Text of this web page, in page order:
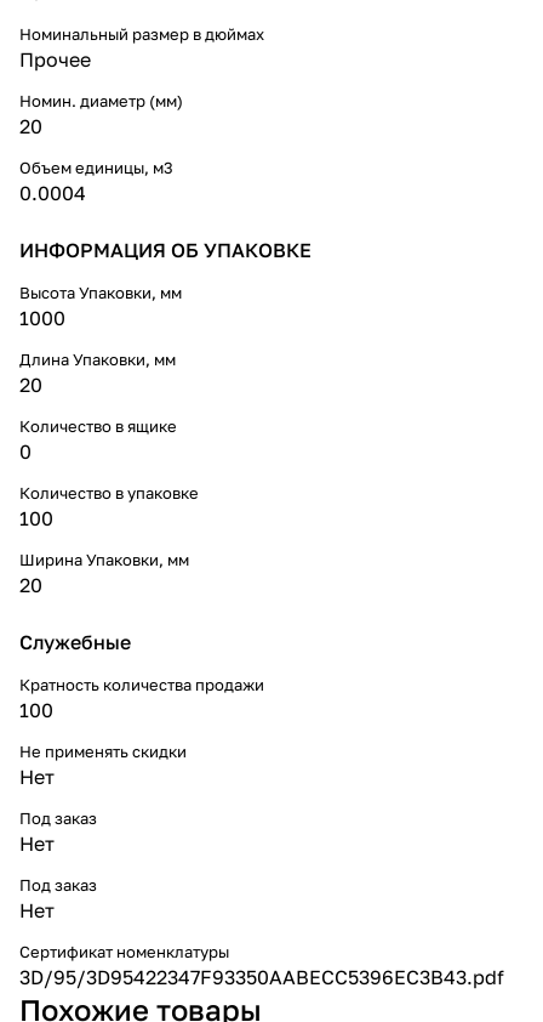
Номинальный размер в дюймах
Прочее
Номин. диаметр (мм)
20
Объем единицы, м3
0.0004
ИНФОРМАЦИЯ ОБ УПАКОВКЕ
Высота Упаковки, мм
1000
Длина Упаковки, мм
20
Количество в ящике
0
Количество в упаковке
100
Ширина Упаковки, мм
20
Служебные
Кратность количества продажи
100
Не применять скидки
Нет
Под заказ
Нет
Под заказ
Нет
Сертификат номенклатуры
3D/95/3D95422347F93350AABECC5396EC3B43.pdf
Похожие товары